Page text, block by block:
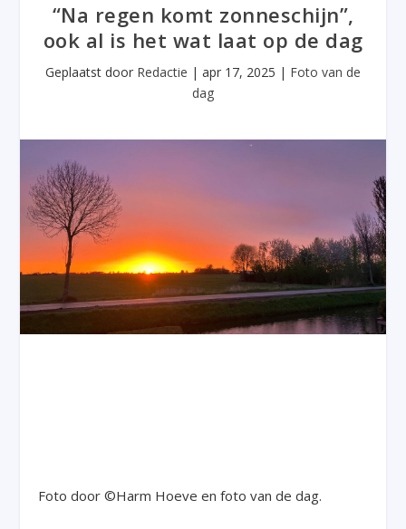
“Na regen komt zonneschijn”,
ook al is het wat laat op de dag
Geplaatst door Redactie | apr 17, 2025 | Foto van de
dag
Foto door ©Harm Hoeve en foto van de dag.